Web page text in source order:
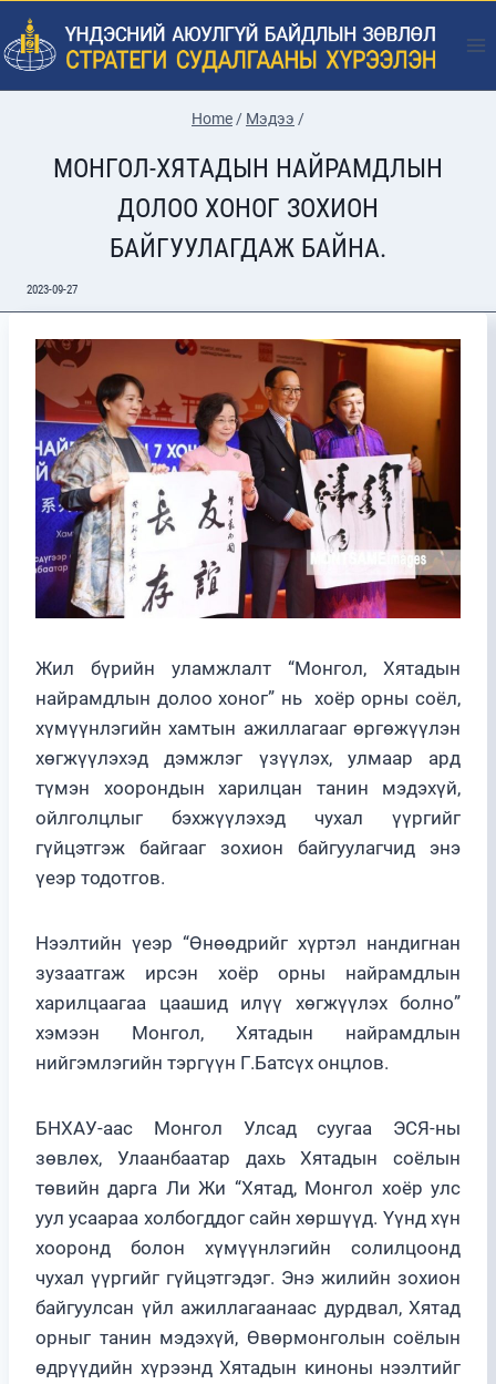
Skip
to
content
Home/ Мэдээ /
МОНГОЛ-ХЯТАДЫН НАЙРАМДЛЫН
ДОЛОО ХОНОГ ЗОХИОН
БАЙГУУЛАГДАЖ БАЙНА.
2023-09-27
Жил бүрийн уламжлалт “Монгол, Хятадын
найрамдлын долоо хоног” нь хоёр орны соёл,
хүмүүнлэгийн хамтын ажиллагааг өргөжүүлэн
хөгжүүлэхэд дэмжлэг үзүүлэх, улмаар ард
түмэн хоорондын харилцан танин мэдэхүй,
ойлголцлыг бэхжүүлэхэд чухал үүргийг
гүйцэтгэж байгааг зохион байгуулагчид энэ
үеэр тодотгов.
Нээлтийн үеэр “Өнөөдрийг хүртэл нандигнан
зузаатгаж ирсэн хоёр орны найрамдлын
харилцаагаа цаашид илүү хөгжүүлэх болно”
хэмээн Монгол, Хятадын найрамдлын
нийгэмлэгийн тэргүүн Г.Батсүх онцлов.
БНХАУ-аас Монгол Улсад суугаа ЭСЯ-ны
зөвлөх, Улаанбаатар дахь Хятадын соёлын
төвийн дарга Ли Жи “Хятад, Монгол хоёр улс
уул усаараа холбогддог сайн хөршүүд. Үүнд хүн
хооронд болон хүмүүнлэгийн солилцоонд
чухал үүргийг гүйцэтгэдэг. Энэ жилийн зохион
байгуулсан үйл ажиллагаанаас дурдвал, Хятад
орныг танин мэдэхүй, Өвөрмонголын соёлын
өдрүүдийн хүрээнд Хятадын киноны нээлтийг